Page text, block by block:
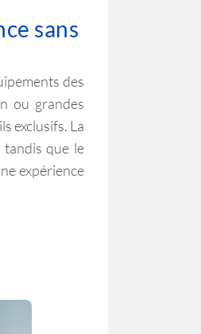
sans
des
ou grandes
exclusifs. La
que le
expérience